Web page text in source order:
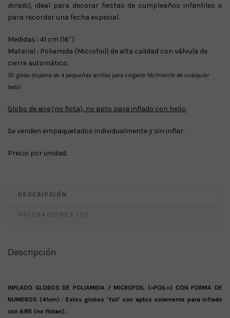
dorado), ideal para decorar fiestas de cumpleaños infantiles o
para recordar una fecha especial.
Medidas : 41 cm (16″)
Material : Poliamida (Microfoil) de alta calidad con válvula de
cierre automático.
(El globo dispone de 4 pequeñas anillas para colgarlo fácilmente de cualquier
lado)
Globo de aire (no flota), no apto para inflado con helio.
Se venden empaquetados individualmente y sin inflar.
Precio por unidad.
DESCRIPCIÓN
VALORACIONES (0)
Descripción
INFLADO GLOBOS DE POLIAMIDA / MICROFOIL («FOIL») CON FORMA DE
NUMEROS (41cm) : Estos globos ‘foil’ son aptos solamente para inflado
con AIRE (no flotan).